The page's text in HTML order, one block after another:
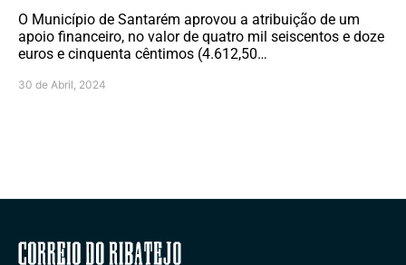
O Município de Santarém aprovou a atribuição de um
apoio financeiro, no valor de quatro mil seiscentos e doze
euros e cinquenta cêntimos (4.612,50…
30 de Abril, 2024
Correio do Ribatejo